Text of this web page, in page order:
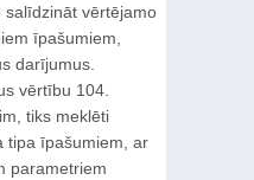
vērtējamo
īpašumiem,
darījumus.
vērtību 104.
tiks meklēti
tipa īpašumiem, ar
parametriem